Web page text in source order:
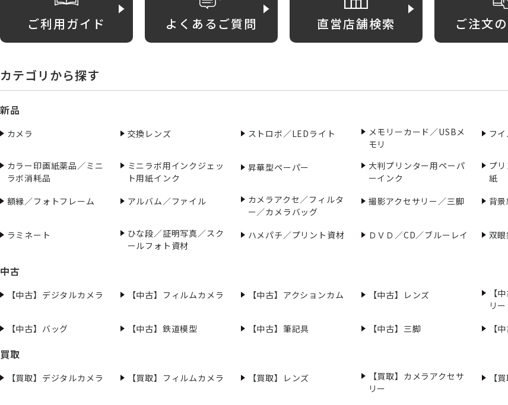
ご利用ガイド よくあるご質問 直営店舗検索 ご注文
カテゴリから探す
新品
カメラ 交換レンズ ストロボ／LEDライト
メモリーカード／USBメ
モリ
フ
カラー印画紙薬品／ミニ
ラボ消耗品
ミニラボ用インクジェッ
ト用紙インク
昇華型ペーパー
大判プリンター用ペーパ
ーインク
プ
紙
額縁／フォトフレーム
アルバム／ファイル
カメラアクセ／フィルタ
ー／カメラバッグ
撮影アクセサリー／三脚 背
ラミネート
ひな段／証明写真／スク
ールフォト資材
ハメパチ／プリント資材 ＤＶＤ／CD／ブルーレイ 双
中古
【中古】デジタルカメラ 【中古】フィルムカメラ 【中古】アクションカム 【中古】レンズ
【
リー
【中古】バッグ 【中古】鉄道模型 【中古】筆記具 【中古】三脚 【
買取
【買取】デジタルカメラ 【買取】フィルムカメラ 【買取】レンズ
【買取】カメラアクセサ
リー
【